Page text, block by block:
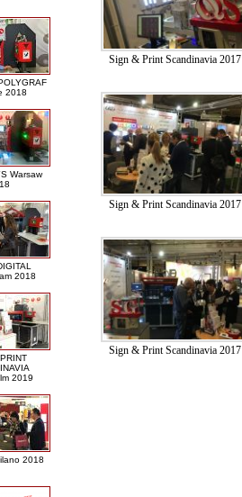
2018
Warsaw
2018
2019
2018
Sign & Print Scandinavia 2017
Sign & Print Scandinavia 2017
Sign & Print Scandinavia 2017